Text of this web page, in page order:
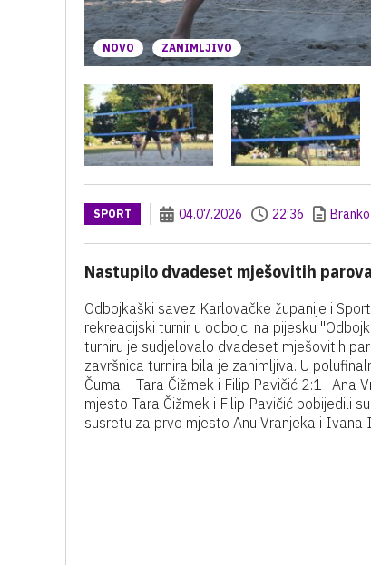
NOVO ZANIMLJIVO
SPORT 04.07.2026 22:36
Nastupilo dvadeset mješovitih parova
Odbojkaški savez Karlovačke županije i
rekreacijski turnir u odbojci na pijesku
turniru je sudjelovalo dvadeset mješovitih
završnica turnira bila je zanimljiva. U
Čuma – Tara Čižmek i Filip Pavičić 2:1 i
mjesto Tara Čižmek i Filip Pavičić pobijedili
susretu za prvo mjesto Anu Vranjeka i